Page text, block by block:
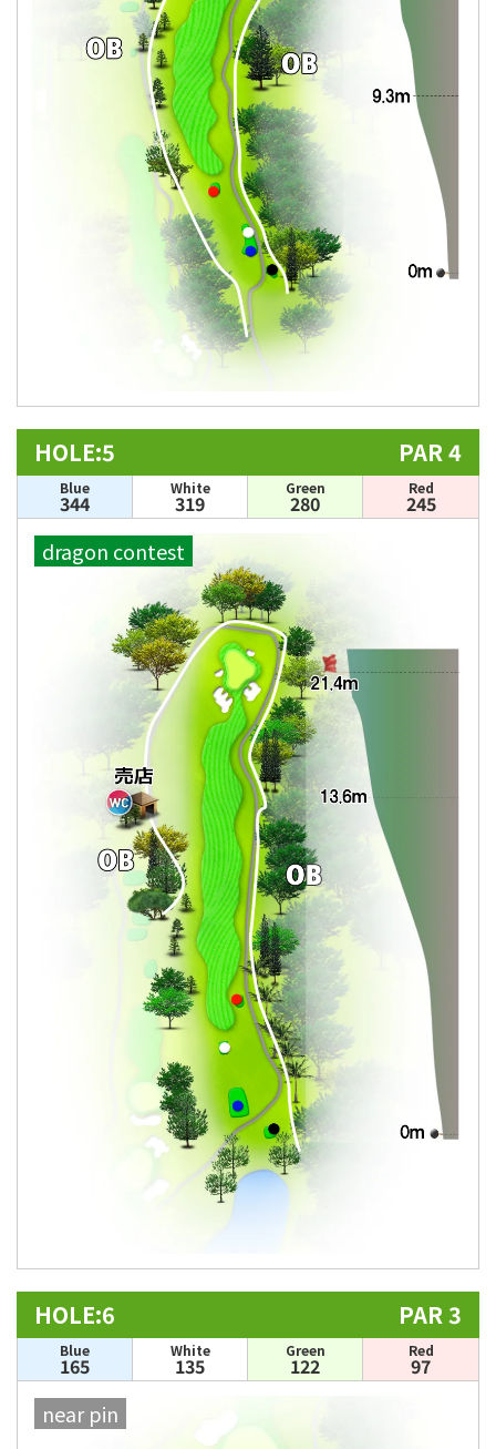
HOLE:5 PAR 4
Blue
344
White
319
Green
280
Red
245
dragon contest
HOLE:6 PAR 3
Blue
165
White
135
Green
122
Red
97
near pin